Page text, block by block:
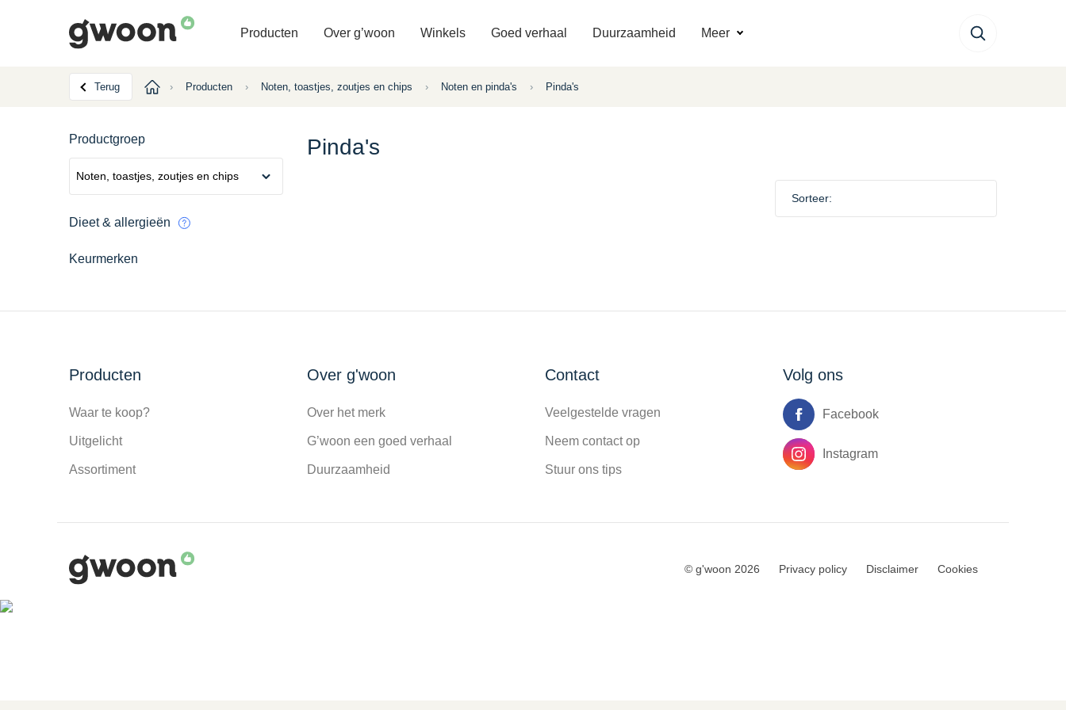
Producten Over g’woon Winkels Goed verhaal Duurzaamheid Meer
Terug › Producten › Noten, toastjes, zoutjes en chips › Noten en pinda's › Pinda's
Productgroep
Dieet & allergieën
Keurmerken
Pinda's
Sorteer:
Producten
Waar te koop?
Uitgelicht
Assortiment
Over g'woon
Over het merk
G’woon een goed verhaal
Duurzaamheid
Contact
Veelgestelde vragen
Neem contact op
Stuur ons tips
Volg ons
Facebook
Instagram
© g'woon 2026 Privacy policy Disclaimer Cookies